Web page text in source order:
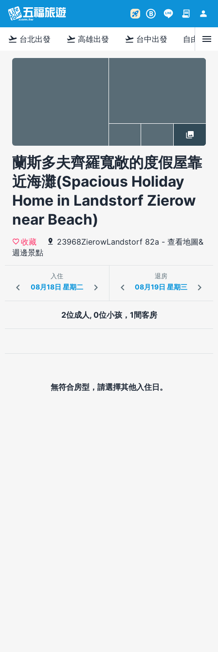
rocket_launch B contract person
flight_takeoff 台北出發 flight_takeoff 高雄出發 flight_takeoff 台中出發 自由行menu
蘭斯多夫齊羅寬敞的度假屋靠
近海灘(Spacious Holiday
Home in Landstorf Zierow
near Beach)
收藏 23968ZierowLandstorf 82a - 查看地圖&
週邊景點
入住 退房
2位成人, 0位小孩，1間客房
無符合房型，請選擇其他入住日。